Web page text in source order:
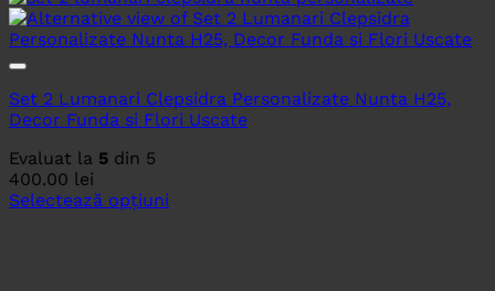
Set 2 Lumanari Clepsidra Personalizate Nunta H25,
Decor Funda si Flori Uscate
Evaluat la 5 din 5
400.00 lei
Selectează opțiuni